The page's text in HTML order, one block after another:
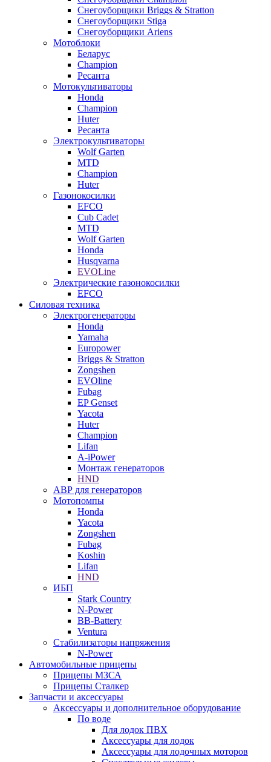
Снегоуборщики Briggs & Stratton
Снегоуборщики Stiga
Снегоуборщики Ariens
Мотоблоки
Беларус
Champion
Ресанта
Мотокультиваторы
Honda
Champion
Huter
Ресанта
Электрокультиваторы
Wolf Garten
MTD
Champion
Huter
Газонокосилки
EFCO
Cub Cadet
MTD
Wolf Garten
Honda
Husqvarna
EVOLine
Электрические газонокосилки
EFCO
Силовая техника
Электрогенераторы
Honda
Yamaha
Europower
Briggs & Stratton
Zongshen
EVOline
Fubag
EP Genset
Yacota
Huter
Champion
Lifan
A-iPower
Монтаж генераторов
HND
АВР для генераторов
Мотопомпы
Honda
Yacota
Zongshen
Fubag
Koshin
Lifan
HND
ИБП
Stark Country
N-Power
BB-Battery
Ventura
Стабилизаторы напряжения
N-Power
Автомобильные прицепы
Прицепы МЗСА
Прицепы Сталкер
Запчасти и аксессуары
Аксессуары и дополнительное оборудование
По воде
Для лодок ПВХ
Аксессуары для лодок
Аксессуары для лодочных моторов